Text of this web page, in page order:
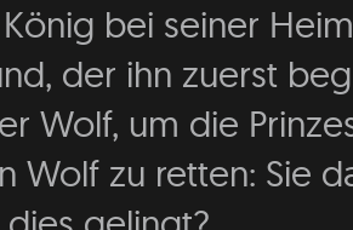
bei seiner
der ihn zuerst
Wolf, um die
Wolf zu retten: Sie